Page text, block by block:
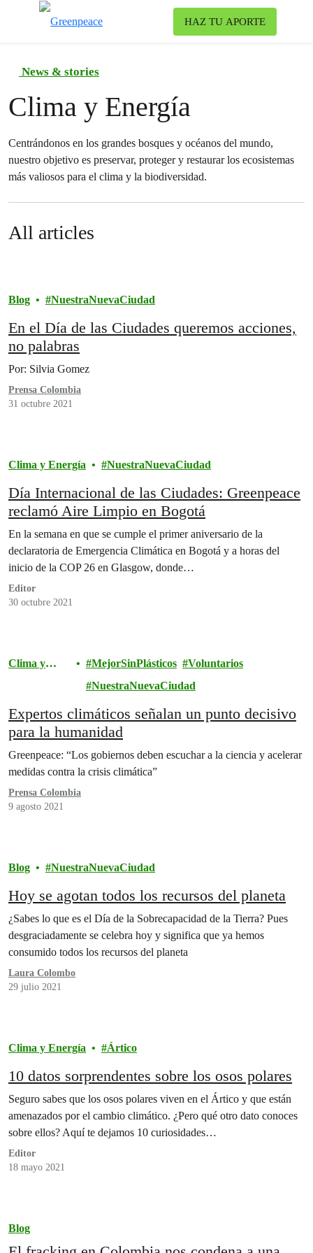
HAZ TU APORTE
News & stories
Clima y Energía
Centrándonos en los grandes bosques y océanos del mundo,
nuestro objetivo es preservar, proteger y restaurar los ecosistemas
más valiosos para el clima y la biodiversidad.
All articles
Blog NuestraNuevaCiudad
En el Día de las Ciudades queremos acciones,
no palabras
Por: Silvia Gomez
Prensa Colombia
31 octubre 2021
Clima y Energía NuestraNuevaCiudad
Día Internacional de las Ciudades: Greenpeace
reclamó Aire Limpio en Bogotá
En la semana en que se cumple el primer aniversario de la
declaratoria de Emergencia Climática en Bogotá y a horas del
inicio de la COP 26 en Glasgow, donde…
Editor
30 octubre 2021
Clima y
MejorSinPlásticos
Voluntarios
NuestraNuevaCiudad
Expertos climáticos señalan un punto decisivo
para la humanidad
Greenpeace: “Los gobiernos deben escuchar a la ciencia y acelerar
medidas contra la crisis climática”
Prensa Colombia
9 agosto 2021
Blog NuestraNuevaCiudad
Hoy se agotan todos los recursos del planeta
¿Sabes lo que es el Día de la Sobrecapacidad de la Tierra? Pues
desgraciadamente se celebra hoy y significa que ya hemos
consumido todos los recursos del planeta
Laura Colombo
29 julio 2021
Clima y Energía Ártico
10 datos sorprendentes sobre los osos polares
Seguro sabes que los osos polares viven en el Ártico y que están
amenazados por el cambio climático. ¿Pero qué otro dato conoces
sobre ellos? Aquí te dejamos 10 curiosidades…
Editor
18 mayo 2021
Blog